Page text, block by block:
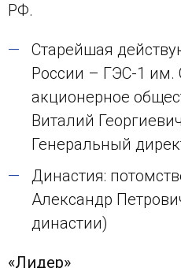
РФ.
Старейшая
России – ГЭС-1 им.
акционерное
Виталий
Генеральный
Династия:
Александр
династии)
«Лидер»